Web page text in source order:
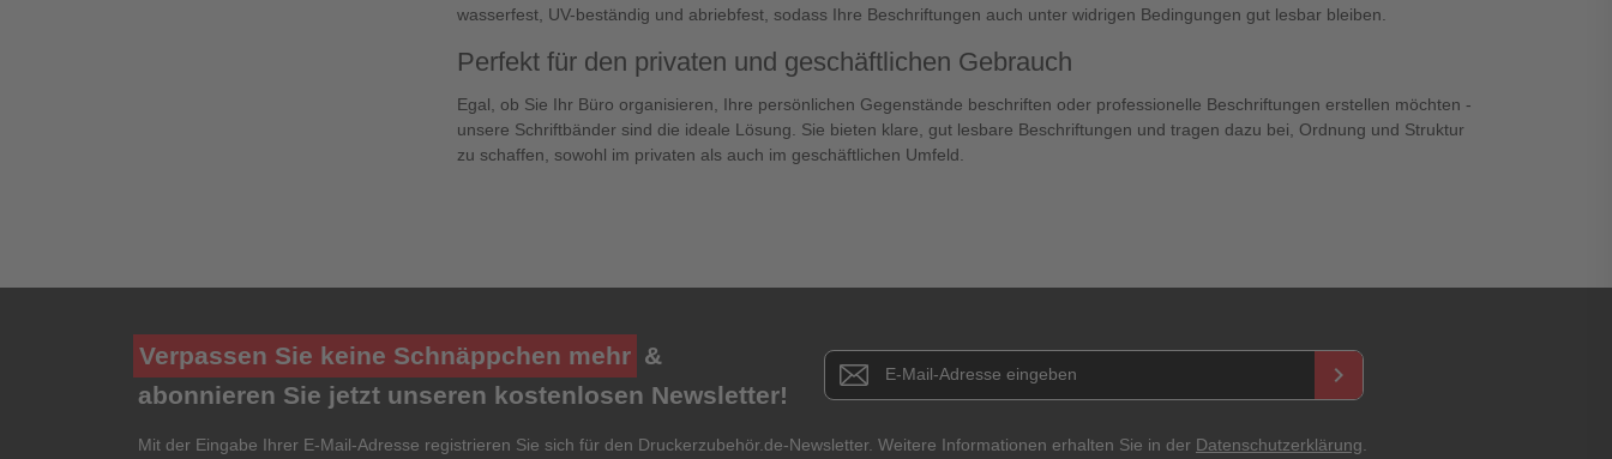
wasserfest, UV-beständig und abriebfest, sodass Ihre Beschriftungen auch unter widrigen Bedingungen gut lesbar bleiben.
Perfekt für den privaten und geschäftlichen Gebrauch
Egal, ob Sie Ihr Büro organisieren, Ihre persönlichen Gegenstände beschriften oder professionelle Beschriftungen erstellen möchten -
unsere Schriftbänder sind die ideale Lösung. Sie bieten klare, gut lesbare Beschriftungen und tragen dazu bei, Ordnung und Struktur
zu schaffen, sowohl im privaten als auch im geschäftlichen Umfeld.
Verpassen Sie keine Schnäppchen mehr &
abonnieren Sie jetzt unseren kostenlosen Newsletter!
Newsletter E-Mail Adresse keyboard_arrow_right
Mit der Eingabe Ihrer E-Mail-Adresse registrieren Sie sich für den Druckerzubehör.de-Newsletter. Weitere Informationen erhalten Sie in der Datenschutzerklärung